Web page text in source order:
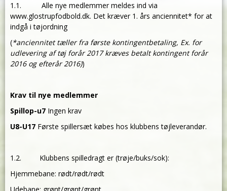
1.1.
Alle nye medlemmer meldes ind via
www.glostrupfodbold.dk. Det kræver 1. års anciennitet* for at
indgå i tøjordning
(*anciennitet tæller fra første kontingentbetaling, Ex. for
udlevering af tøj forår 2017 kræves betalt kontingent forår
2016 og efterår 2016))
Krav til nye medlemmer
Spillop-u7 Ingen krav
U8-U17 Første spillersæt købes hos klubbens tøjleverandør.
1.2. Klubbens spilledragt er (trøje/buks/sok):
Hjemmebane: rødt/rødt/rødt